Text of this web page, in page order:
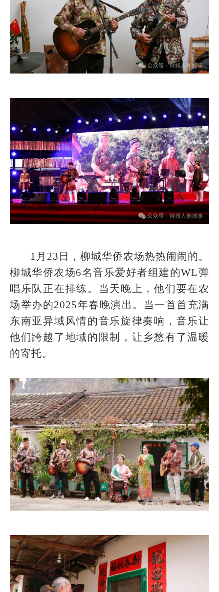
1月23日，柳城华侨农场热热闹闹的。
柳城华侨农场6名音乐爱好者组建的WL弹
唱乐队正在排练。当天晚上，他们要在农
场举办的2025年春晚演出。当一首首充满
东南亚异域风情的音乐旋律奏响，音乐让
他们跨越了地域的限制，让乡愁有了温暖
的寄托。